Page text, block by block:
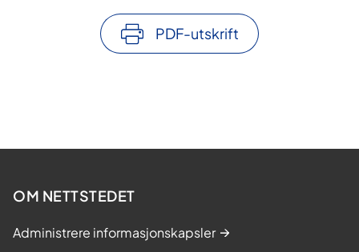
PDF-utskrift
OM NETTSTEDET
Administrere informasjonskapsler